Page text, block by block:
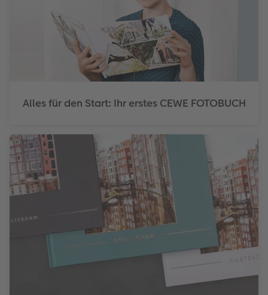
Alles für den Start: Ihr erstes CEWE FOTOBUCH